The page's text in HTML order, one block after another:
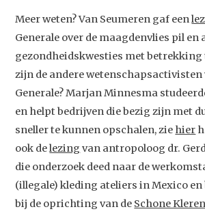
Studium
Home
Agenda
Meer weten? Van Seumeren gaf een
Generale over de maagdenvlies pil en
gezondheidskwesties met betrekking
zijn de andere wetenschapsactivisten
Generale? Marjan Minnesma
en helpt bedrijven die bezig zijn met
sneller te kunnen opschalen, zie hier
ook delezing van antropoloog dr.
die onderzoek deed naar de
(illegale) kleding ateliers in Mexico
bij de oprichting van de Schone